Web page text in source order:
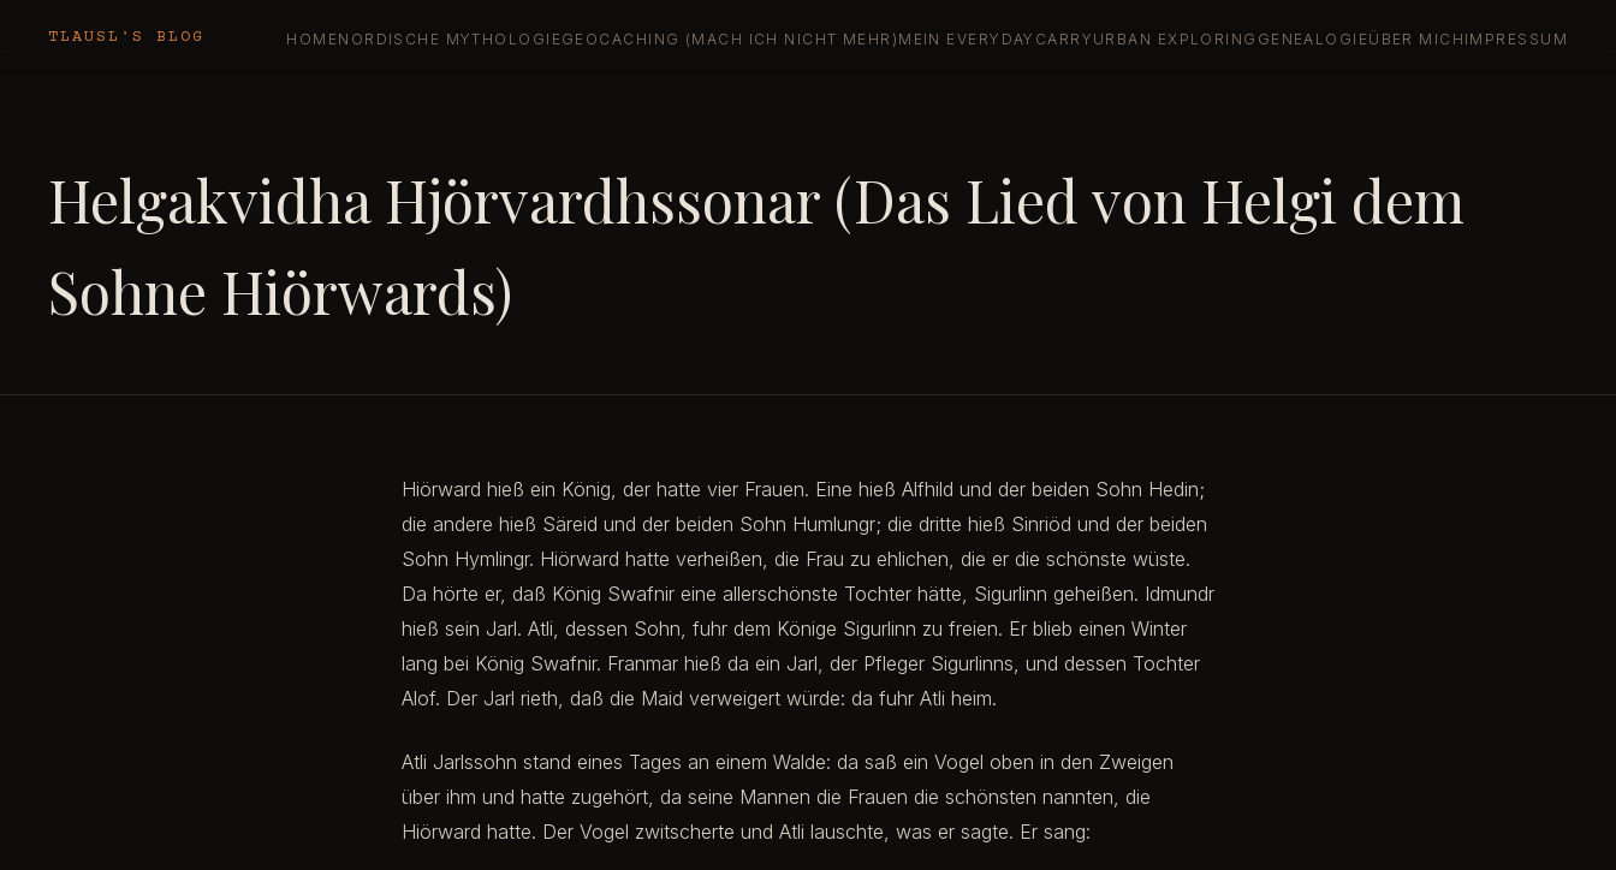
TLAUSL'S BLOG HOMENORDISCHE MYTHOLOGIEGEOCACHING (MACH ICH NICHT MEHR) MEIN EVERYDAYCARRY URBAN EXPLORING GENEALOGIEÜBER MICH IMPRESSUM
Helgakvidha Hjörvardhssonar (Das Lied von Helgi dem
Sohne Hiörwards)
Hiörward hieß ein König, der hatte vier Frauen. Eine hieß Alfhild und der beiden Sohn Hedin;
die andere hieß Säreid und der beiden Sohn Humlungr; die dritte hieß Sinriöd und der beiden
Sohn Hymlingr. Hiörward hatte verheißen, die Frau zu ehlichen, die er die schönste wüste.
Da hörte er, daß König Swafnir eine allerschönste Tochter hätte, Sigurlinn geheißen. Idmundr
hieß sein Jarl. Atli, dessen Sohn, fuhr dem Könige Sigurlinn zu freien. Er blieb einen Winter
lang bei König Swafnir. Franmar hieß da ein Jarl, der Pfleger Sigurlinns, und dessen Tochter
Alof. Der Jarl rieth, daß die Maid verweigert würde: da fuhr Atli heim.
Atli Jarlssohn stand eines Tages an einem Walde: da saß ein Vogel oben in den Zweigen
über ihm und hatte zugehört, da seine Mannen die Frauen die schönsten nannten, die
Hiörward hatte. Der Vogel zwitscherte und Atli lauschte, was er sagte. Er sang: